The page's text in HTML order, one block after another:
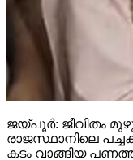
ജയ്പൂര്‍: ജീവിതം
രാജസ്ഥാനിലെ
കടം വാങ്ങിയ